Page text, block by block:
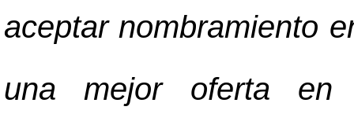
aceptar nombramiento
una mejor oferta en